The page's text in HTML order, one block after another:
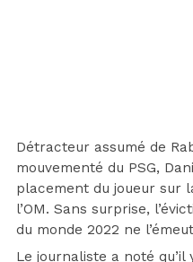
Détracteur assumé de
mouvementé du PSG,
placement du joueur sur
l’OM. Sans surprise,
du monde 2022 ne
Le journaliste a noté